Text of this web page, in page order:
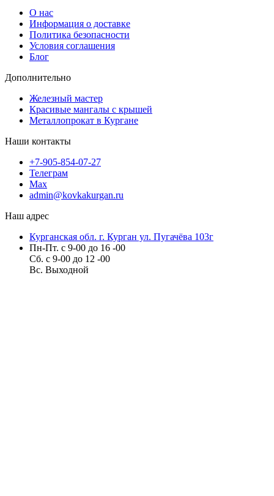
О нас
Информация о доставке
Политика безопасности
Условия соглашения
Блог
Дополнительно
Железный мастер
Красивые мангалы с крышей
Металлопрокат в Кургане
Наши контакты
+7-905-854-07-27
Телеграм
Max
admin@kovkakurgan.ru
Наш адрес
Курганская обл. г. Курган ул. Пугачёва 103г
Пн-Пт. с 9-00 до 16 -00
Сб. с 9-00 до 12 -00
Вс. Выходной